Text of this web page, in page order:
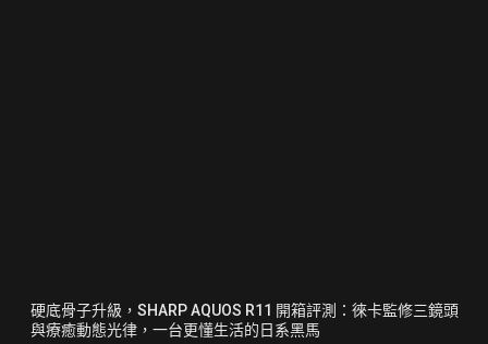
硬底骨子升級，SHARP AQUOS R11 開箱評測：徠卡監修三鏡頭
與療癒動態光律，一台更懂生活的日系黑馬